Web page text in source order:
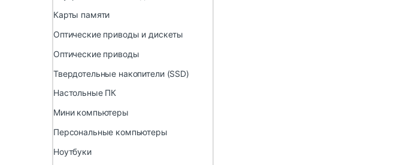
Карты памяти
Оптические приводы и дискеты
Оптические приводы
Твердотельные накопители (SSD)
Настольные ПК
Мини компьютеры
Персональные компьютеры
Ноутбуки